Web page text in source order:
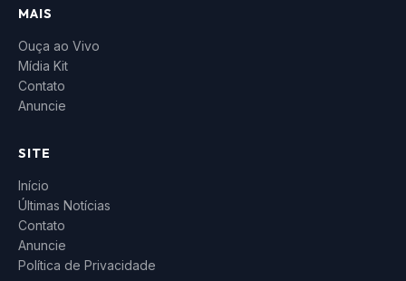
MAIS
Ouça ao Vivo
Mídia Kit
Contato
Anuncie
SITE
Início
Últimas Notícias
Contato
Anuncie
Política de Privacidade